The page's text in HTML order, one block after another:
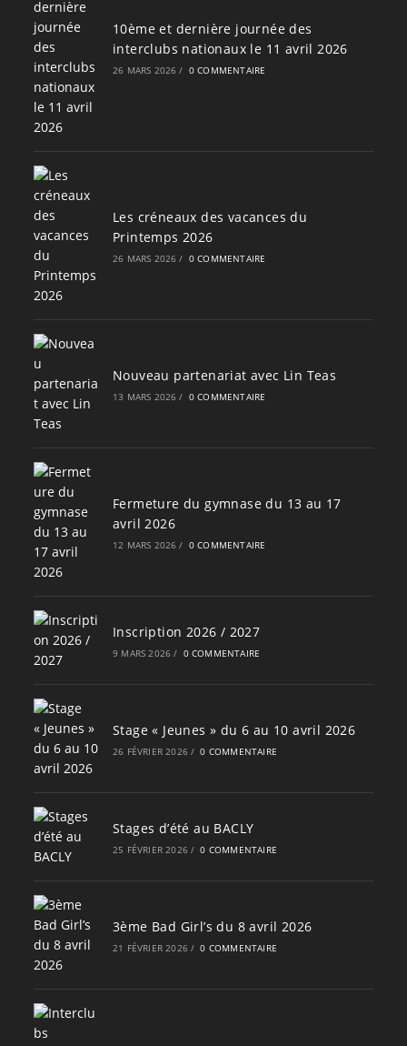
10ème et dernière journée des
interclubs nationaux le 11 avril 2026
26 MARS 2026 / 0 COMMENTAIRE
Les créneaux des vacances du
Printemps 2026
26 MARS 2026 / 0 COMMENTAIRE
Nouveau partenariat avec Lin Teas
13 MARS 2026 / 0 COMMENTAIRE
Fermeture du gymnase du 13 au 17
avril 2026
12 MARS 2026 / 0 COMMENTAIRE
Inscription 2026 / 2027
9 MARS 2026 / 0 COMMENTAIRE
Stage « Jeunes » du 6 au 10 avril 2026
26 FÉVRIER 2026 / 0 COMMENTAIRE
Stages d’été au BACLY
25 FÉVRIER 2026 / 0 COMMENTAIRE
3ème Bad Girl’s du 8 avril 2026
21 FÉVRIER 2026 / 0 COMMENTAIRE